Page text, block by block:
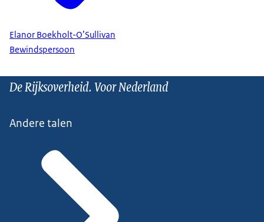
Elanor Boekholt-O’Sullivan
Bewindspersoon
De Rijksoverheid. Voor Nederland
Andere talen